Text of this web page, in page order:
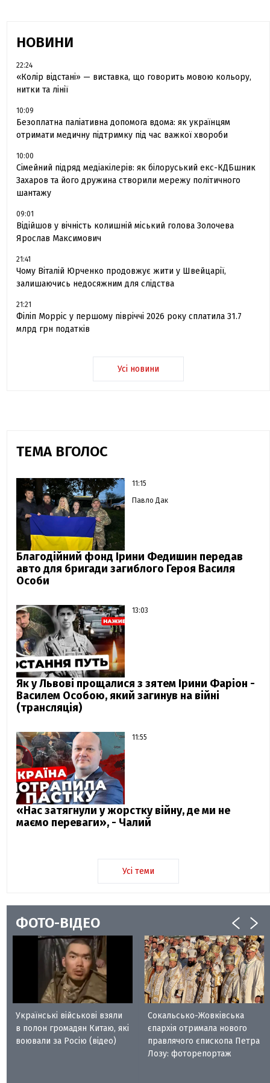
НОВИНИ
22:24
«Колір відстані» — виставка, що говорить мовою кольору,
нитки та лінії
10:09
Безоплатна паліативна допомога вдома: як українцям
отримати медичну підтримку під час важкої хвороби
10:00
Сімейний підряд медіакілерів: як білоруський екс-КДБшник
Захаров та його дружина створили мережу політичного
шантажу
09:01
Відійшов у вічність колишній міський голова Золочева
Ярослав Максимович
21:41
Чому Віталій Юрченко продовжує жити у Швейцарії,
залишаючись недосяжним для слідства
21:21
Філіп Морріс у першому півріччі 2026 року сплатила 31.7
млрд грн податків
Усі новини
ТЕМА ВГОЛОС
11:15
Павло Дак
Благодійний фонд Ірини Федишин передав
авто для бригади загиблого Героя Василя
Особи
13:03
Як у Львові прощалися з зятем Ірини Фаріон -
Василем Особою, який загинув на війні
(трансляція)
11:55
«Нас затягнули у жорстку війну, де ми не
маємо переваги», - Чалий
Усі теми
ФОТО-ВІДЕО
Українські військові взяли
в полон громадян Китаю, які
воювали за Росію (відео)
Сокальсько-Жовківська
єпархія отримала нового
правлячого єпископа Петра
Лозу: фоторепортаж